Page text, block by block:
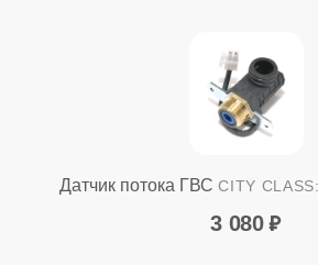
Датчик потока ГВСCITY
3 080